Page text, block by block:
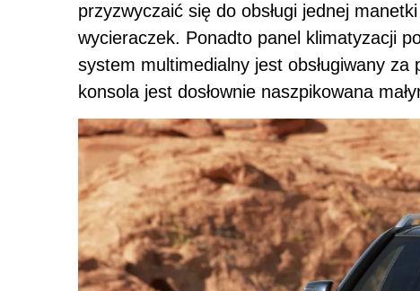
przyzwyczaić się do obsługi jednej
wycieraczek. Ponadto panel klimatyzacji
system multimedialny jest obsługiwany za
konsola jest dosłownie naszpikowana